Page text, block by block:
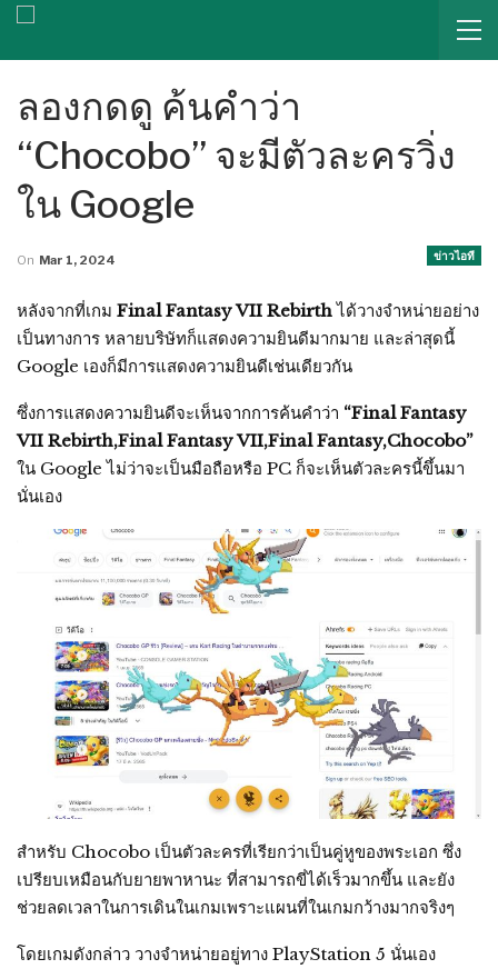
ลองกดดู ค้นคำว่า
“Chocobo” จะมีตัวละครวิ่ง
ใน Google
ข่าวไอที
On Mar 1, 2024
หลังจากที่เกม Final Fantasy VII Rebirthได้วางจำหน่ายอย่าง
เป็นทางการ หลายบริษัทก็แสดงความยินดีมากมาย และล่าสุดนี้
Google เองก็มีการแสดงความยินดีเช่นเดียวกัน
ซึ่งการแสดงความยินดีจะเห็นจากการค้นคำว่า “Final Fantasy
VII Rebirth,Final Fantasy VII,Final Fantasy,Chocobo”
ใน Google ไม่ว่าจะเป็นมือถือหรือ PC ก็จะเห็นตัวละครนี้ขึ้นมา
นั่นเอง
สำหรับ Chocobo เป็นตัวละครที่เรียกว่าเป็นคู่หูของพระเอก ซึ่ง
เปรียบเหมือนกับยายพาหานะ ที่สามารถขี่ได้เร็วมากขึ้น และยัง
ช่วยลดเวลาในการเดินในเกมเพราะแผนที่ในเกมกว้างมากจริงๆ
โดยเกมดังกล่าว วางจำหน่ายอยู่ทาง PlayStation 5 นั่นเอง